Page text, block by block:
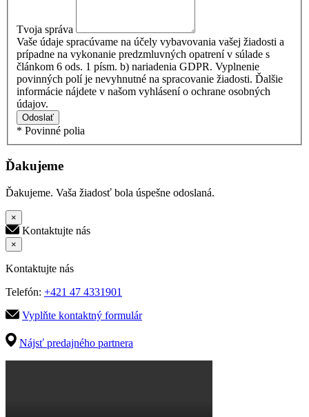
Tvoja správa
Vaše údaje spracúvame na účely vybavovania vašej žiadosti a
prípadne na vykonanie predzmluvných opatrení v súlade s
článkom 6 ods. 1 písm. b) nariadenia GDPR. Vyplnenie
povinných polí je nevyhnutné na spracovanie žiadosti. Ďalšie
informácie nájdete v našom vyhlásení o ochrane osobných
údajov.
Odoslať
* Povinné polia
Ďakujeme
Ďakujeme. Vaša žiadosť bola úspešne odoslaná.
×
Kontaktujte nás
×
Kontaktujte nás
Telefón: +421 47 4331901
Vyplňte kontaktný formulár
Nájsť predajného partnera